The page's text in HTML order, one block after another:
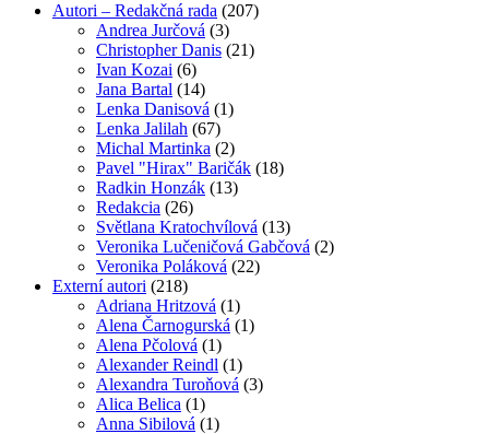
Autori – Redakčná rada (207)
Andrea Jurčová (3)
Christopher Danis (21)
Ivan Kozai (6)
Jana Bartal (14)
Lenka Danisová (1)
Lenka Jalilah (67)
Michal Martinka (2)
Pavel "Hirax" Baričák (18)
Radkin Honzák (13)
Redakcia (26)
Světlana Kratochvílová (13)
Veronika Lučeničová Gabčová (2)
Veronika Poláková (22)
Externí autori (218)
Adriana Hritzová (1)
Alena Čarnogurská (1)
Alena Pčolová (1)
Alexander Reindl (1)
Alexandra Turoňová (3)
Alica Belica (1)
Anna Sibilová (1)